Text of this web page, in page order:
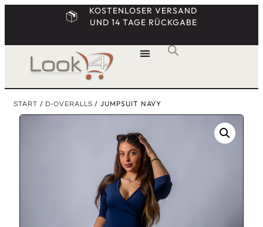
KOSTENLOSER VERSAND
UND 14 TAGE RÜCKGABE
START / D-OVERALLS / JUMPSUIT NAVY